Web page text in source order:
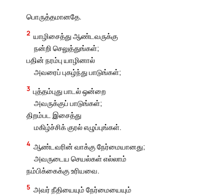
பொருத்தமானதே.
2 யாழிசைத்து ஆண்டவருக்கு
நன்றி செலுத்துங்கள்;
பதின் நரம்பு யாழினால்
அவரைப் புகழ்ந்து பாடுங்கள்;
3 புத்தம்புது பாடல் ஒன்றை
அவருக்குப் பாடுங்கள்;
திறம்பட இசைத்து
மகிழ்ச்சிக் குரல் எழுப்புங்கள்.
4 ஆண்டவரின் வாக்கு நேர்மையானது;
அவருடைய செயல்கள் எல்லாம்
நம்பிக்கைக்கு உரியவை.
5 அவர் நீதியையும் நேர்மையையும்